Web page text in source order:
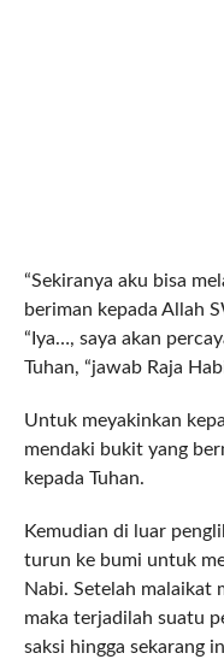
“Sekiranya aku bisa
beriman kepada Allah
“Iya…, saya akan
Tuhan, “jawab Raja
Untuk meyakinkan
mendaki bukit yang
kepada Tuhan.
Kemudian di luar
turun ke bumi untuk
Nabi. Setelah malaikat
maka terjadilah suatu
saksi hingga sekarang